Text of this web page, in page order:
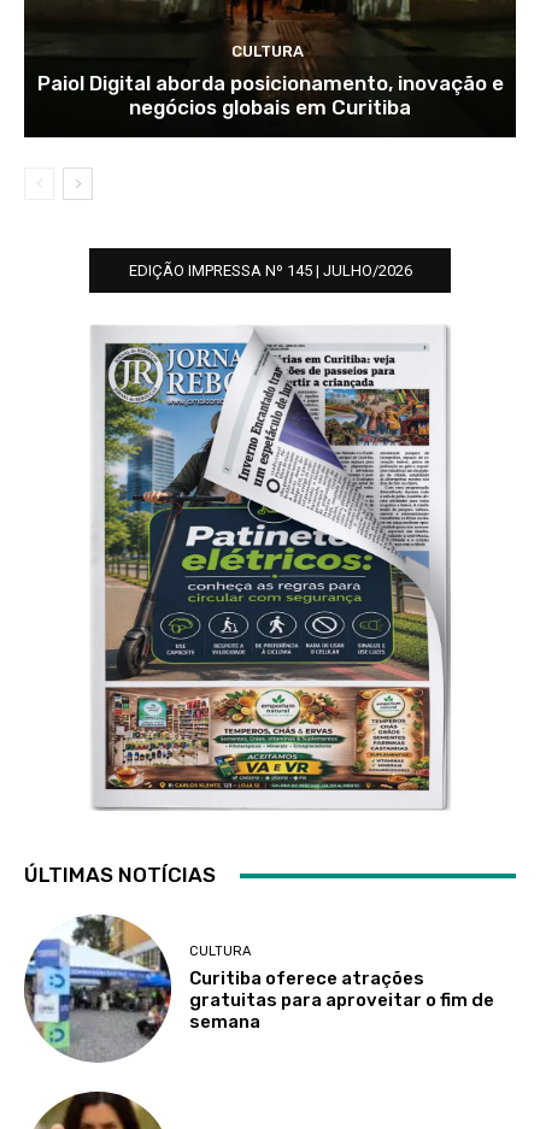
CULTURA
Paiol Digital aborda posicionamento, inovação e
negócios globais em Curitiba
EDIÇÃO IMPRESSA Nº 145 | JULHO/2026
ÚLTIMAS NOTÍCIAS
CULTURA
Curitiba oferece atrações
gratuitas para aproveitar o fim de
semana